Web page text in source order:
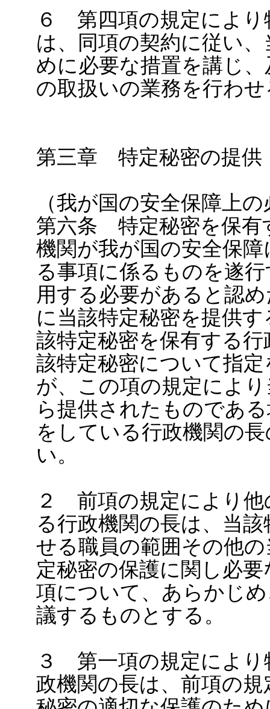
６ 第四項の規定により
は、同項の契約に従い
めに必要な措置を講じ
の取扱いの業務を行わ
第三章 特定秘密の提供
（我が国の安全保障上
第六条 特定秘密を保有
機関が我が国の安全保
る事項に係るものを遂
用する必要があると認
に当該特定秘密を提供
該特定秘密を保有する
該特定秘密について指
が、この項の規定によ
ら提供されたものであ
をしている行政機関の
い。
２ 前項の規定により他
る行政機関の長は、当
せる職員の範囲その他
定秘密の保護に関し必
項について、あらかじ
議するものとする。
３ 第一項の規定により
政機関の長は、前項の